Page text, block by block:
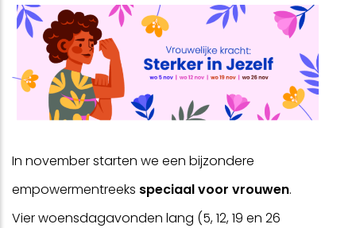
In november starten we een bijzondere
empowermentreeks speciaal voor vrouwen.
Vier woensdagavonden lang (5, 12, 19 en 26